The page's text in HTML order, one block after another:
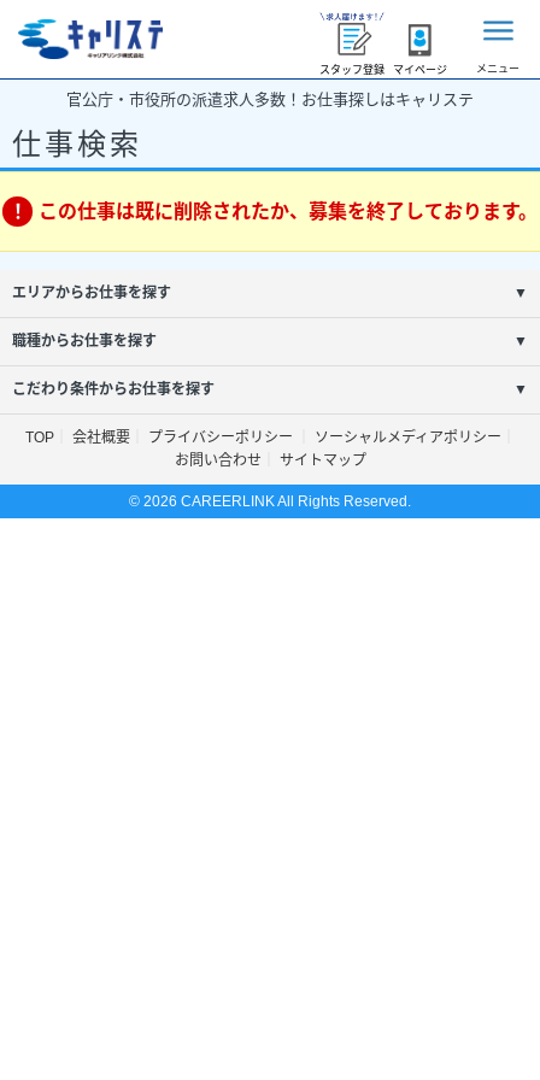
スタッフ登録 マイページ メニュー
官公庁・市役所の派遣求人多数！お仕事探しはキャリステ
仕事検索
この仕事は既に削除されたか、募集を終了しております。
エリアからお仕事を探す ▼
職種からお仕事を探す ▼
こだわり条件からお仕事を探す ▼
TOP 会社概要 プライバシーポリシー
ソーシャルメディアポリシー
お問い合わせ
サイトマップ
© 2026 CAREERLINK All Rights Reserved.